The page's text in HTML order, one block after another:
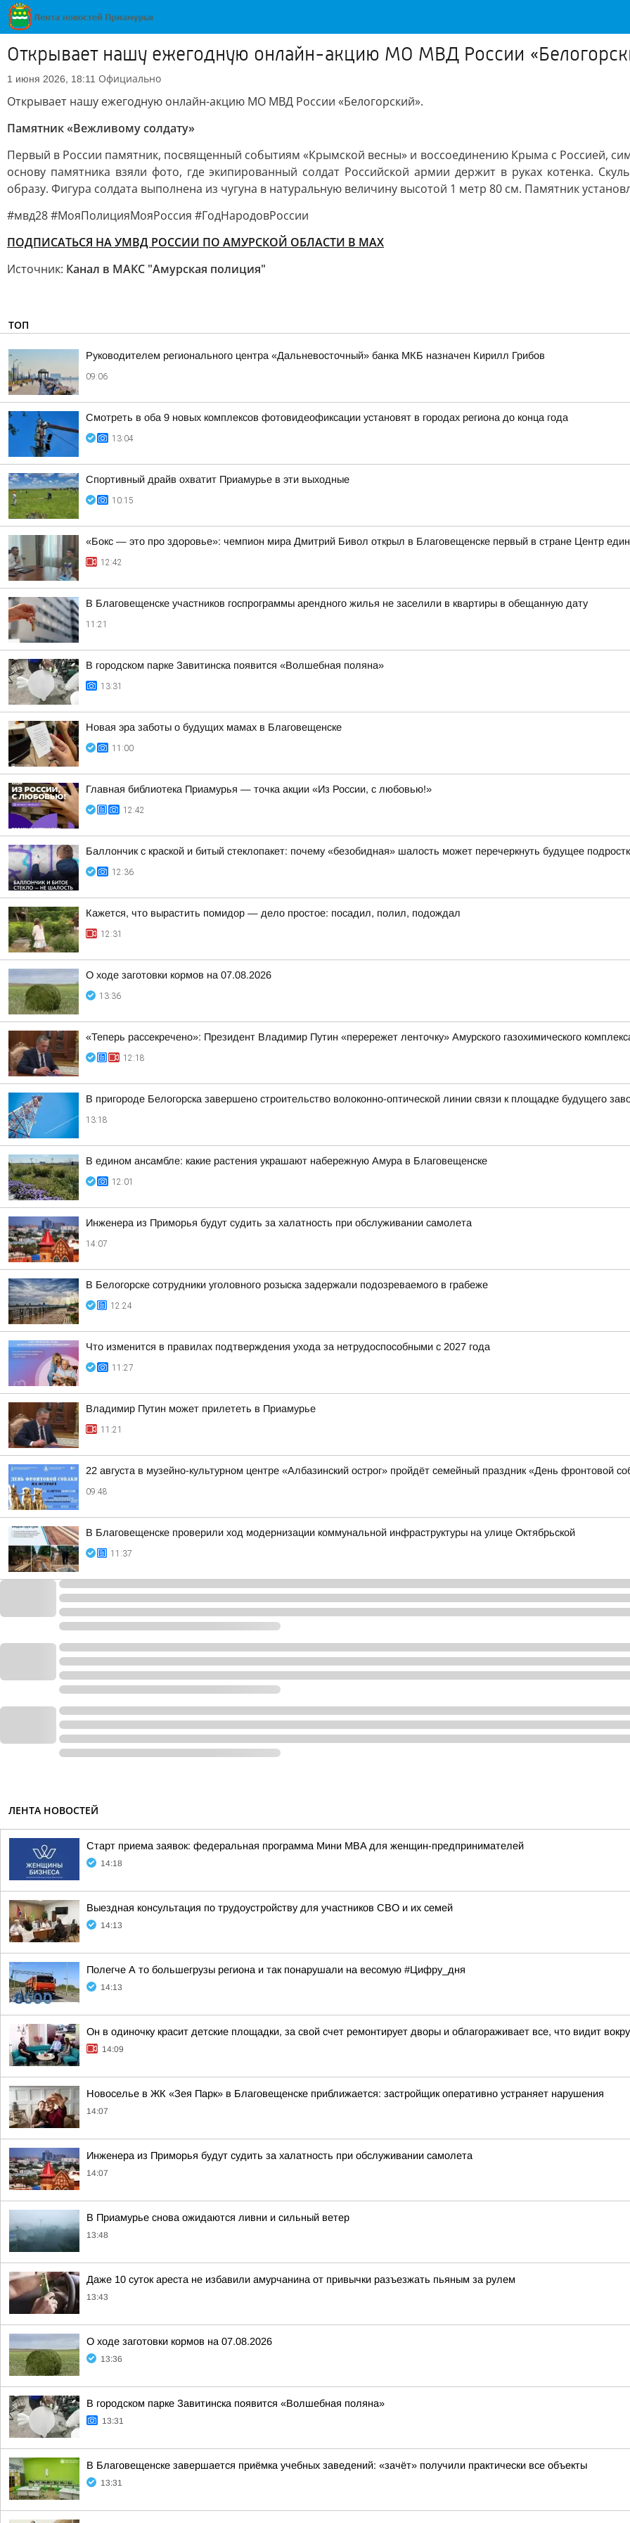
Открывает нашу ежегодную онлайн-акцию МО МВД России
1 июня 2026, 18:11 Официально
Открывает нашу ежегодную онлайн-акцию МО МВД России «Белогорский».
Памятник «Вежливому солдату»
Первый в России памятник, посвященный событиям «Крымской весны» и воссоединению Крыма с Россией,
основу памятника взяли фото, где экипированный солдат Российской армии держит в руках котенка.
образу. Фигура солдата выполнена из чугуна в натуральную величину высотой 1 метр 80 см. Памятник
#мвд28 #МояПолицияМояРоссия #ГодНародовРоссии
ПОДПИСАТЬСЯ НА УМВД РОССИИ ПО АМУРСКОЙ ОБЛАСТИ В МАХ
Источник: Канал в МАКС "Амурская полиция"
ТОП
Руководителем регионального центра «Дальневосточный» банка МКБ назначен Кирилл Грибов
09:06
Смотреть в оба 9 новых комплексов фотовидеофиксации установят в городах региона до конца года
13:04
Спортивный драйв охватит Приамурье в эти выходные
10:15
«Бокс — это про здоровье»: чемпион мира Дмитрий Бивол открыл в Благовещенске первый в стране Центр
12:42
В Благовещенске участников госпрограммы арендного жилья не заселили в квартиры в обещанную дату
11:21
В городском парке Завитинска появится «Волшебная поляна»
13:31
Новая эра заботы о будущих мамах в Благовещенске
11:00
Главная библиотека Приамурья — точка акции «Из России, с любовью!»
12:42
Баллончик с краской и битый стеклопакет: почему «безобидная» шалость может перечеркнуть будущее
12:36
Кажется, что вырастить помидор — дело простое: посадил, полил, подождал
12:31
О ходе заготовки кормов на 07.08.2026
13:36
«Теперь рассекречено»: Президент Владимир Путин «перережет ленточку» Амурского газохимического
12:18
В пригороде Белогорска завершено строительство волоконно-оптической линии связи к площадке будущего
13:18
В едином ансамбле: какие растения украшают набережную Амура в Благовещенске
12:01
Инженера из Приморья будут судить за халатность при обслуживании самолета
14:07
В Белогорске сотрудники уголовного розыска задержали подозреваемого в грабеже
12:24
Что изменится в правилах подтверждения ухода за нетрудоспособными с 2027 года
11:27
Владимир Путин может прилететь в Приамурье
11:21
22 августа в музейно-культурном центре «Албазинский острог» пройдёт семейный праздник «День фронтовой
09:48
В Благовещенске проверили ход модернизации коммунальной инфраструктуры на улице Октябрьской
11:37
ЛЕНТА НОВОСТЕЙ
Старт приема заявок: федеральная программа Мини MBA для женщин-предпринимателей
14:18
Выездная консультация по трудоустройству для участников СВО и их семей
14:13
Полегче А то большегрузы региона и так понарушали на весомую #Цифру_дня
14:13
Он в одиночку красит детские площадки, за свой счет ремонтирует дворы и облагораживает все, что видит
14:09
Новоселье в ЖК «Зея Парк» в Благовещенске приближается: застройщик оперативно устраняет нарушения
14:07
Инженера из Приморья будут судить за халатность при обслуживании самолета
14:07
В Приамурье снова ожидаются ливни и сильный ветер
13:48
Даже 10 суток ареста не избавили амурчанина от привычки разъезжать пьяным за рулем
13:43
О ходе заготовки кормов на 07.08.2026
13:36
В городском парке Завитинска появится «Волшебная поляна»
13:31
В Благовещенске завершается приёмка учебных заведений: «зачёт» получили практически все объекты
13:31